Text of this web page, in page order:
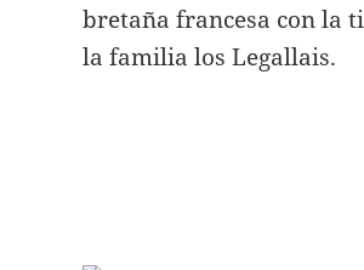
bretaña francesa con la
la familia los Legallais.